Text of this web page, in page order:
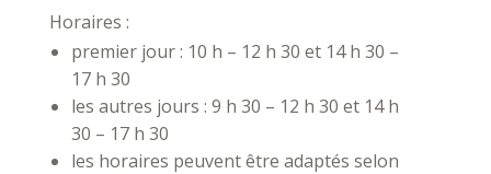
Horaires :
premier jour : 10 h – 12 h 30 et 14 h 30 –
17 h 30
les autres jours : 9 h 30 – 12 h 30 et 14 h
30 – 17 h 30
les horaires peuvent être adaptés selon